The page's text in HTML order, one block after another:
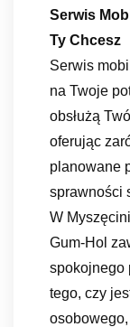
Serwis
Ty Chcesz
Serwis
na Twoje
obsłużą
oferując
planowane
sprawności
W
Gum-Hol
spokojnego
tego, czy